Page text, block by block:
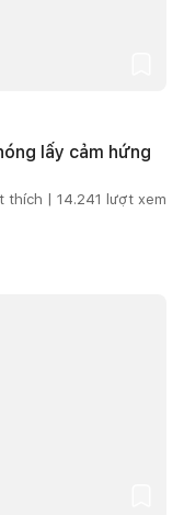
lấy cảm hứng
thích | 14.241 lượt xem